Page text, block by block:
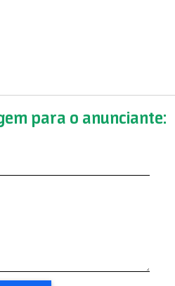
para o anunciante: